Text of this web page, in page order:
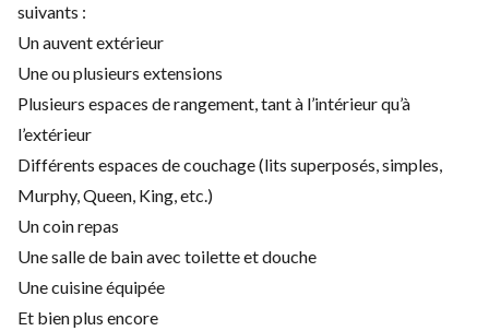
suivants :
Un auvent extérieur
Une ou plusieurs extensions
Plusieurs espaces de rangement, tant à l’intérieur qu’à
l’extérieur
Différents espaces de couchage (lits superposés, simples,
Murphy, Queen, King, etc.)
Un coin repas
Une salle de bain avec toilette et douche
Une cuisine équipée
Et bien plus encore